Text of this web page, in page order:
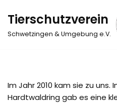
Zum
Inhalt
Tierschutzverein
Schwetzingen & Umgebung e.V.
Im Jahr 2010 kam sie zu uns.
Hardtwaldring gab es eine